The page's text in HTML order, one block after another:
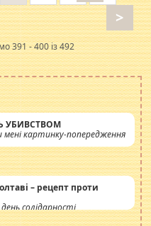
>
391 - 400 із 492
УБИВСТВОМ
мені картинку-попередження
– рецепт проти
солідарності